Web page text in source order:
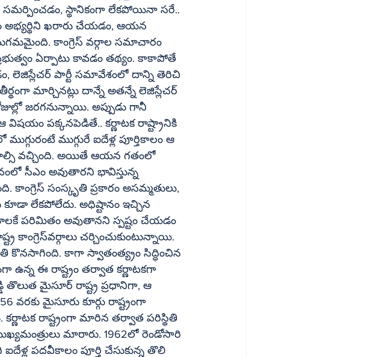
స్థానికంగా లేకపోయినా సరే..
ఖరారు చేయడం, ఆయన
కాంగ్రెస్ వర్గాల సమాచారం
ఏర్పాటు కావడం తథ్యం. కాకాపోతే
మార్చినట్లు దాన్నే అతన్నే లెజిస్లేచర్
జరగనున్నాయి. అప్పుడు గానీ
పక్కనపెడితే.. కర్ణాటక రాష్ట్రానికి
ముగ్గురే ఐదేళ్ల పూర్తికాలం ఆ
వచ్చింది. అయితే ఆయన గతంలో
సీఎం అవుతారని భావిస్తున్న
సంస్కృతి ప్రకారం అసమ్మతులు,
లేకపోలేదు. అధిష్టానం ఇచ్చిన
కొనసాగింది. కాగా స్వాతంత్య్రం సిద్ధించిన
ఉన్న ఈ రాష్ట్రం తర్వాత కర్ణాటకగా
తొలుత మైసూర్ రాష్ట్ర ప్రధానిగా, ఆ
వరకు మైసూరు కూర్గు రాష్ట్రంగా
రాష్ట్రంగా మారిన తర్వాత పరిస్థితి
మారారు. 1962లో రెండోసారి
పదవీకాలం పూర్తి చేసుకున్న తొలి